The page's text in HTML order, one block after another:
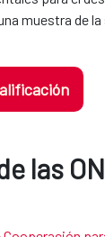
muestra de la
las